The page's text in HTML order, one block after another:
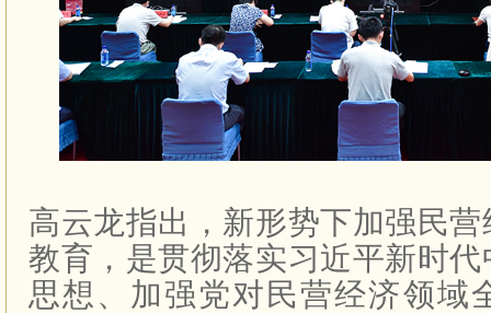
高云龙指出，新形势下加强民
教育，是贯彻落实习近平新时
思想、加强党对民营经济领域